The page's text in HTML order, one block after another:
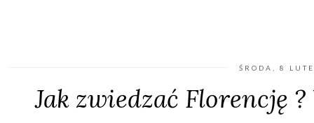
ŚRODA, 8
Jak zwiedzać Florencję